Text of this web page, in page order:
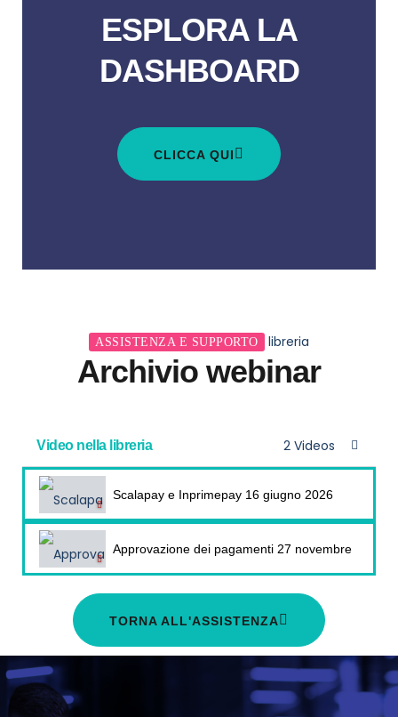
ESPLORA LA
DASHBOARD
CLICCA QUI
ASSISTENZA E SUPPORTO libreria
Archivio webinar
Video nella libreria 2 Videos
Scalapay e Inprimepay 16 giugno 2026
Approvazione dei pagamenti 27 novembre 2025
TORNA ALL'ASSISTENZA